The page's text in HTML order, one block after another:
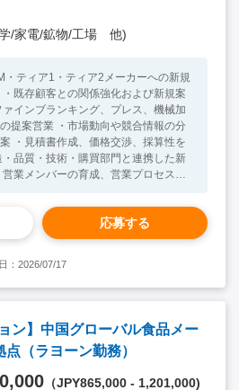
/家電/鉱物/工場 他)
・ティア1・ティア2メーカーへの新規
既存顧客との関係強化および新規案
インブランキング、プレス、機械加
提案営業 ・市場動向や競合情報の分
・見積書作成、価格交渉、採算性を
品質・技術・購買部門と連携した新
業メンバーの育成、営業プロセスお
成】 全体従業員：
) 日本人数：約1名 レポートライン：
門 約3名（シニア、営業担当、営業事
商談） タイ語：あれば尚可（日常会
経験 ・日系OEMまたはティア1メー
ビジネスレベル（海外本社・社内コ
ン
、金属部品メーカーでの経験 ・新規
ネジメント経験 ・市場分析や営業戦略
応募する
：2026/07/17
ン】中国グローバル食品メー
（ラヨーン勤務）
（JPY865,000 - 1,201,000)